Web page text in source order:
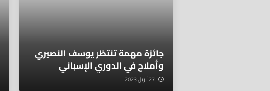
جائزة مهمة تنتظر يوسف النصيري
وأملاح في الدوري الإسباني